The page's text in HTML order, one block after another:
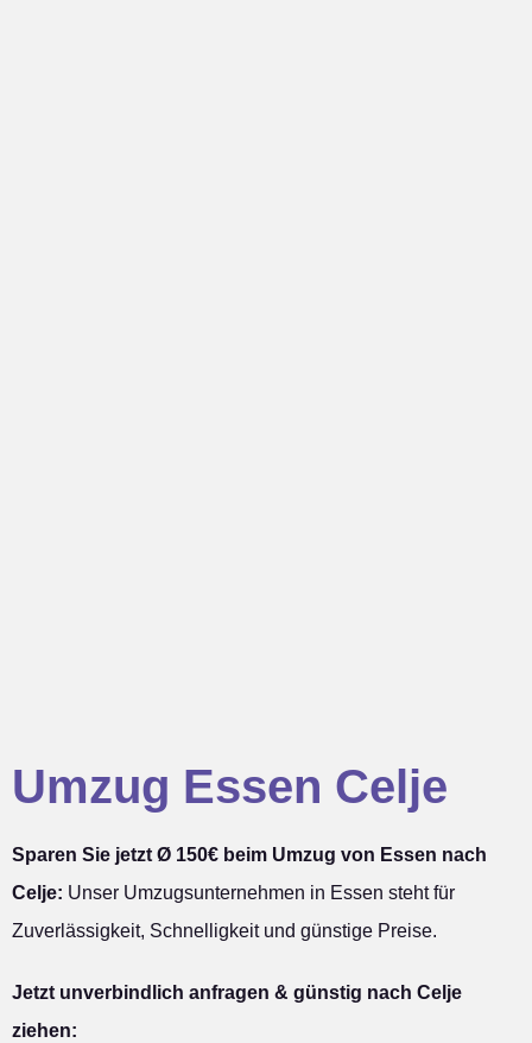
Umzug Essen Celje
Sparen Sie jetzt Ø 150€ beim Umzug von Essen nach
Celje: Unser Umzugsunternehmen in Essen steht für
Zuverlässigkeit, Schnelligkeit und günstige Preise.
Jetzt unverbindlich anfragen & günstig nach Celje
ziehen: